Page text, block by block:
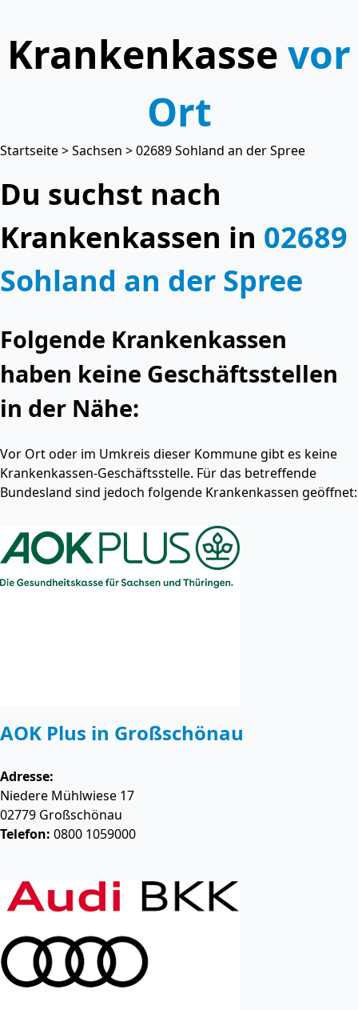
Krankenkasse vor
Ort
Startseite>Sachsen > 02689 Sohland an der Spree
Du suchst nach
Krankenkassen in 02689
Sohland an der Spree
Folgende Krankenkassen
haben keine Geschäftsstellen
in der Nähe:
Vor Ort oder im Umkreis dieser Kommune gibt es keine
Krankenkassen-Geschäftsstelle. Für das betreffende
Bundesland sind jedoch folgende Krankenkassen geöffnet:
AOK Plus in Großschönau
Adresse:
Niedere Mühlwiese 17
02779 Großschönau
Telefon: 0800 1059000